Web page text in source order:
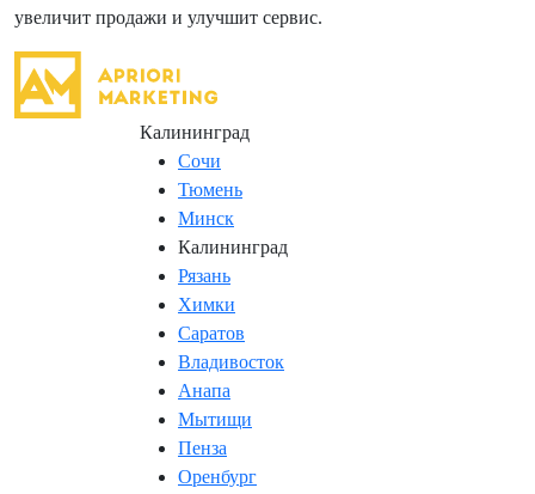
увеличит продажи и улучшит сервис.
Калининград
Сочи
Тюмень
Минск
Калининград
Рязань
Химки
Саратов
Владивосток
Анапа
Мытищи
Пенза
Оренбург